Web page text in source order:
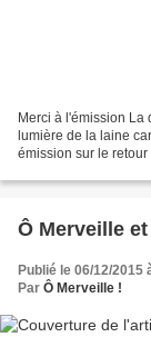
Merci à l'émission La
lumière de la laine
émission sur le
Ô Merveille
Publié le 06/12/2015
Par Ô Merveille !